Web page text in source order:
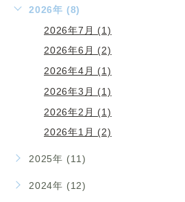
2026年 (8)
2026年7月 (1)
2026年6月 (2)
2026年4月 (1)
2026年3月 (1)
2026年2月 (1)
2026年1月 (2)
2025年 (11)
2024年 (12)